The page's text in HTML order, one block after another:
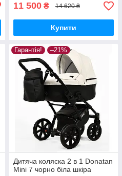
11 500 ₴ 14 620 ₴
Купити
Гарантія! –21%
Дитяча коляска 2 в 1 Donatan
Mini 7 чорно біла шкіра